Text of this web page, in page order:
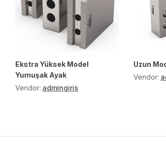
Ekstra Yüksek Model
Yumuşak Ayak
Vendor: admingiris
Uzun
Vendor: